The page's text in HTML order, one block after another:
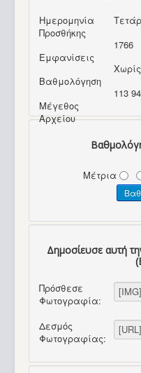
Ημερομηνία
Προσθήκης
Εμφανίσεις
1766
Βαθμολόγηση
Μέγεθος
Αρχείου
113
Μέτρια
Δημοσίευσε αυτή
Πρόσθεσε
Φωτογραφία:
Δεσμός
Φωτογραφίας: